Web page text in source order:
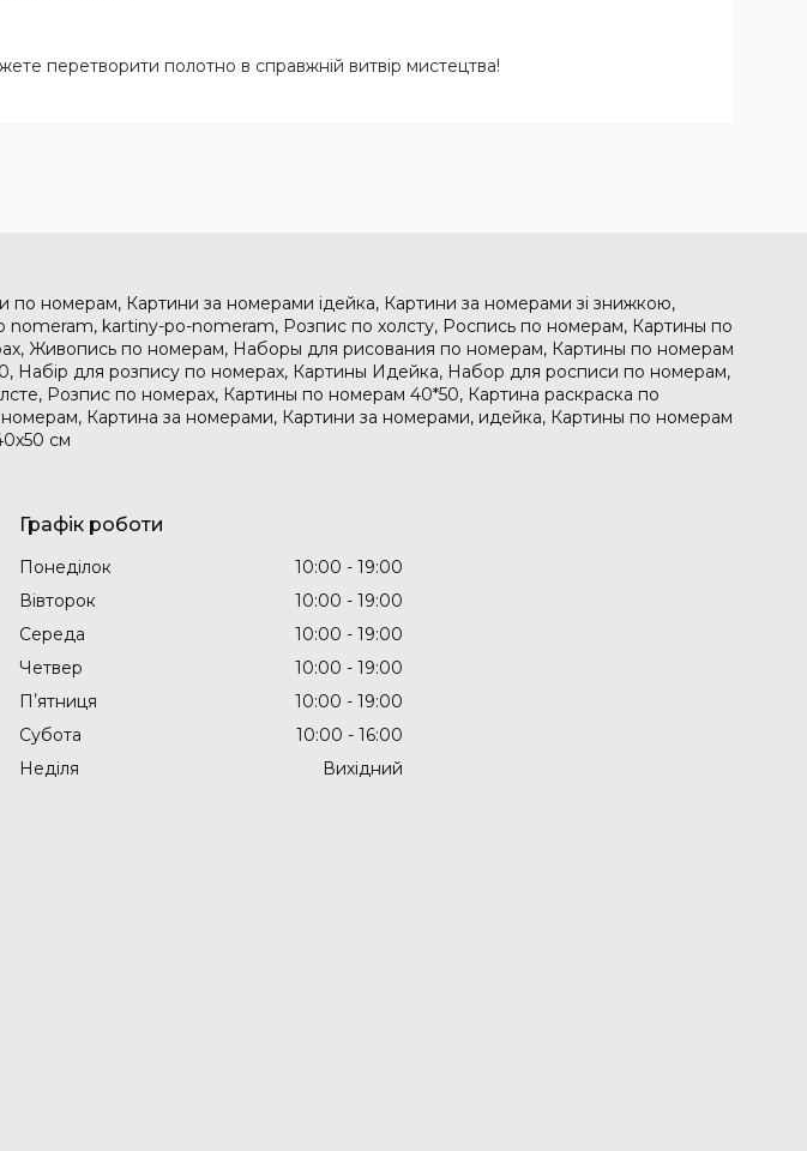
перетворити полотно в справжній витвір мистецтва!
номерам, Картини за номерами ідейка, Картини за номерами зі знижкою,
kartiny-po-nomeram, Розпис по холсту, Роспись по номерам, Картины по
Живопись по номерам, Наборы для рисования по номерам, Картины по номерам
Набір для розпису по номерах, Картины Идейка, Набор для росписи по номерам,
Розпис по номерах, Картины по номерам 40*50, Картина раскраска по
Картина за номерами, Картини за номерами, идейка, Картины по номерам
см
Графік роботи
Понеділок 10:00
19:00
Вівторок
10:00
19:00
Середа
10:00
19:00
Четвер
10:00
19:00
Пʼятниця
10:00
19:00
Субота
10:00
16:00
Неділя
Вихідний